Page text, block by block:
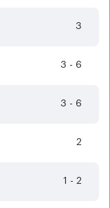
3
3 - 6
3 - 6
2
1 - 2